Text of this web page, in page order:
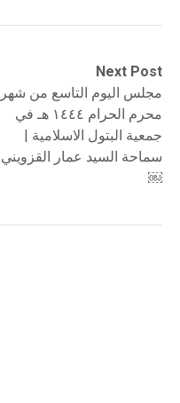
Next Post
مجلس اليوم التاسع من شهر
محرم الحرام ١٤٤٤ هـ في
جمعية البتول الاسلامية |
سماحة السيد عمار القزويني
￼